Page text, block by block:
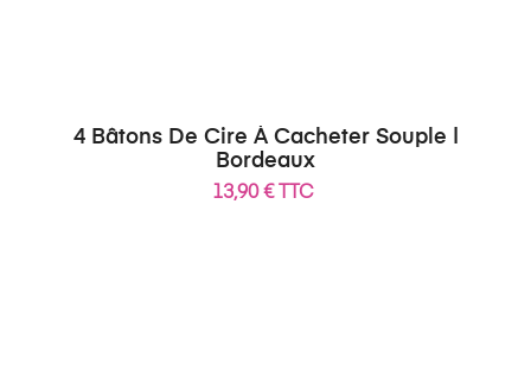
4 Bâtons De Cire À Cacheter Souple |
Bordeaux
13,90 € TTC